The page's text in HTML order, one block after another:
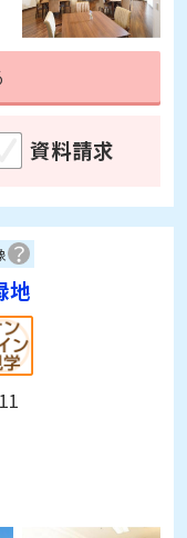
資料請求
地